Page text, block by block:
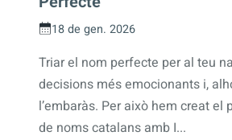
18 de gen. 2026
Triar el nom perfecte per al teu
decisions més emocionants i,
l’embaràs. Per això hem creat el
de noms catalans amb I...